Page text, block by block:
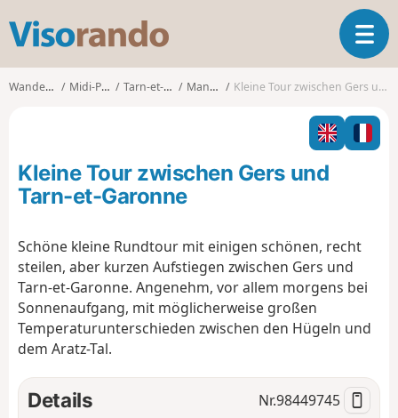
s
o
T
o
l
n
i
n
Wanderungen Midi-Pyrénées Tarn-et-Garonne Mansonville Kleine Tour zwischen Gers und Tarn-et-Garonne
Kleine Tour zwischen Gers und
Tarn-et-Garonne
Schöne kleine Rundtour mit einigen schönen, recht
steilen, aber kurzen Aufstiegen zwischen Gers und
Tarn-et-Garonne. Angenehm, vor allem morgens bei
Sonnenaufgang, mit möglicherweise großen
Temperaturunterschieden zwischen den Hügeln und
dem Aratz-Tal.
Details Nr.98449745